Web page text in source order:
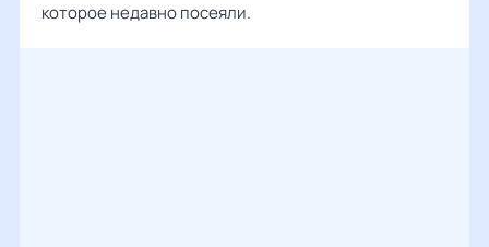
которое недавно посеяли.